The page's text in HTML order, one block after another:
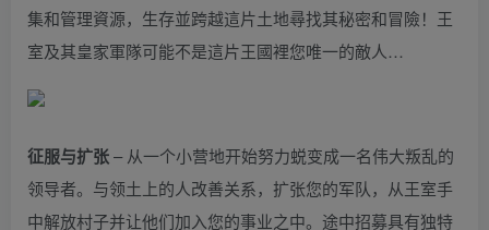
集和管理資源，生存並跨越這片土地尋找其秘密和冒險！王
室及其皇家軍隊可能不是這片王國裡您唯一的敵人…
征服与扩张– 从一个小营地开始努力蜕变成一名伟大叛乱的
领导者。与领土上的人改善关系，扩张您的军队，从王室手
中解放村子并让他们加入您的事业之中。途中招募具有独特